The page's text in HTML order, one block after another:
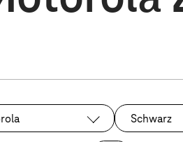
Ausgewählt:
Schwarz